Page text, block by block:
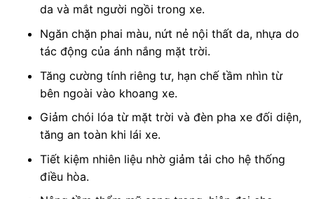
da và mắt người ngồi trong xe.
Ngăn chặn phai màu, nứt nẻ nội thất da, nhựa do
tác động của ánh nắng mặt trời.
Tăng cường tính riêng tư, hạn chế tầm nhìn từ
bên ngoài vào khoang xe.
Giảm chói lóa từ mặt trời và đèn pha xe đối diện,
tăng an toàn khi lái xe.
Tiết kiệm nhiên liệu nhờ giảm tải cho hệ thống
điều hòa.